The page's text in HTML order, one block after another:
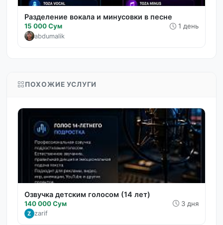
Разделение вокала и минусовки в песне
15 000 Сум 1 день
abdumalik
ПОХОЖИЕ УСЛУГИ
Озвучка детским голосом (14 лет)
140 000 Сум 3 дня
Z zarif